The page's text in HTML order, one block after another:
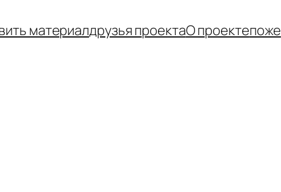
материалдрузья проектаО проекте